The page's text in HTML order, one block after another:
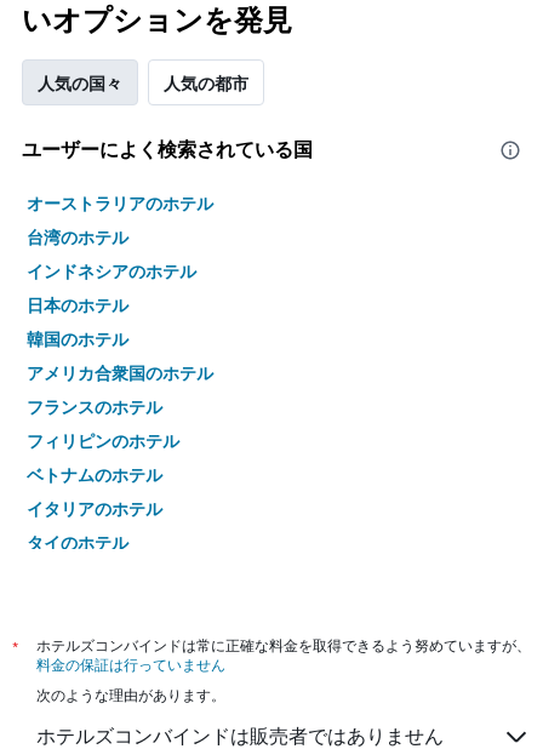
いオプションを発見
人気の国々 人気の都市
ユーザーによく検索されている国
オーストラリアのホテル
台湾のホテル
インドネシアのホテル
日本のホテル
韓国のホテル
アメリカ合衆国のホテル
フランスのホテル
フィリピンのホテル
ベトナムのホテル
イタリアのホテル
タイのホテル
*
ホテルズコンバインドは常に正確な料金を取得できるよう努めていますが、
料金の保証は行っていません
次のような理由があります。
ホテルズコンバインドは販売者ではありません